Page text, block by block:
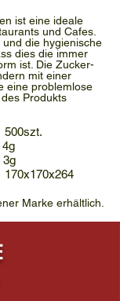
ist eine ideale
und Cafes.
die hygienische
dies die immer
ist. Die Zucker-
mit einer
eine problemlose
Produkts
Marke erhältlich.